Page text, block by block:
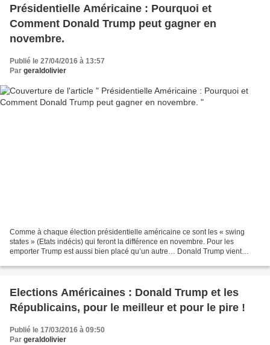
Présidentielle Américaine : Pourquoi et
Comment Donald Trump peut gagner en
novembre.
Publié le 27/04/2016 à 13:57
Par geraldolivier
Comme à chaque élection présidentielle américaine ce sont les « swing
states » (Etats indécis) qui feront la différence en novembre. Pour les
emporter Trump est aussi bien placé qu’un autre… Donald Trump vient
Elections Américaines : Donald Trump et les
Républicains, pour le meilleur et pour le pire !
Publié le 17/03/2016 à 09:50
Par geraldolivier